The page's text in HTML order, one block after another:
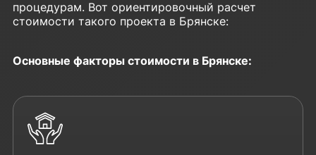
процедурам. Вот ориентировочный расчет
стоимости такого проекта в Брянске:
Основные факторы стоимости в Брянске: